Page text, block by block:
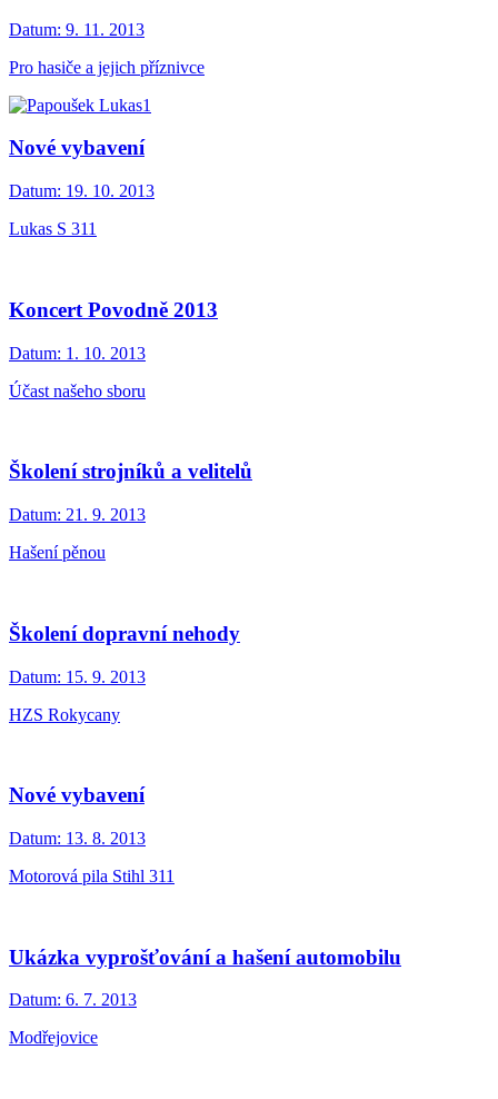
Datum: 9. 11. 2013
Pro hasiče a jejich příznivce
Nové vybavení
Datum: 19. 10. 2013
Lukas S 311
Koncert Povodně 2013
Datum: 1. 10. 2013
Účast našeho sboru
Školení strojníků a velitelů
Datum: 21. 9. 2013
Hašení pěnou
Školení dopravní nehody
Datum: 15. 9. 2013
HZS Rokycany
Nové vybavení
Datum: 13. 8. 2013
Motorová pila Stihl 311
Ukázka vyprošťování a hašení automobilu
Datum: 6. 7. 2013
Modřejovice